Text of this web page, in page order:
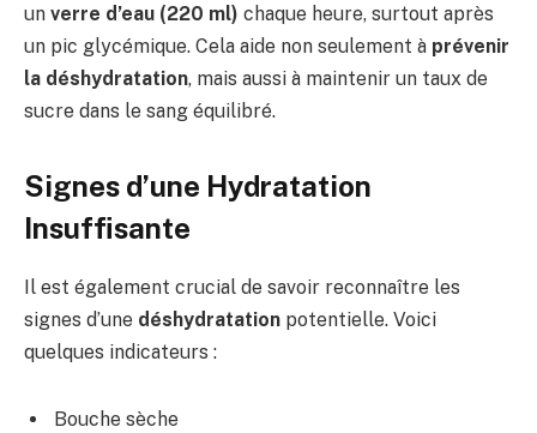
un verre d’eau (220 ml) chaque heure, surtout après
un pic glycémique. Cela aide non seulement à prévenir
la déshydratation, mais aussi à maintenir un taux de
sucre dans le sang équilibré.
Signes d’une Hydratation
Insuffisante
Il est également crucial de savoir reconnaître les
signes d’une déshydratation potentielle. Voici
quelques indicateurs :
Bouche sèche